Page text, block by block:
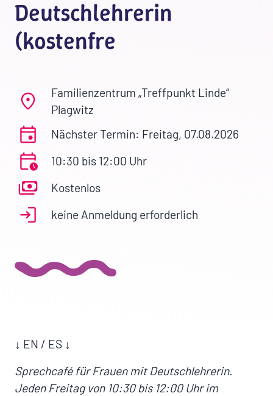
Deutschlehrerin
(kostenfre
Familienzentrum „Treffpunkt Linde“
Plagwitz
Nächster Termin: Freitag, 07.08.2026
10:30 bis 12:00 Uhr
Kostenlos
keine Anmeldung erforderlich
↓ EN / ES ↓
Sprechcafé für Frauen mit Deutschlehrerin.
Jeden Freitag von 10:30 bis 12:00 Uhr im